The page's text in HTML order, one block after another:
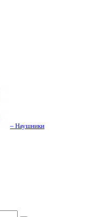
– Наушники